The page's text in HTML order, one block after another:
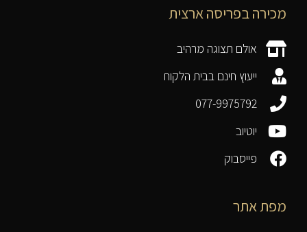
מכירה בפריסה ארצית
אולם תצוגה מרהיב
ייעוץ חינם בבית הלקוח
077-9975792
יוטיוב
פייסבוק
מפת אתר